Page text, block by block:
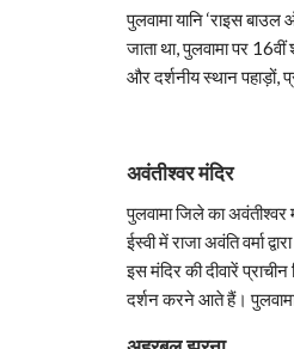
पुलवामा यानि ‘राइस
जाता था, पुलवामा पर
और दर्शनीय स्थान पहाड़ों,
अवंतीश्वर मंदिर
पुलवामा जिले का अवंतीश्वर
ईस्वी में राजा अवंति वर्मा
इस मंदिर की दीवारें
दर्शन करने आते हैं।